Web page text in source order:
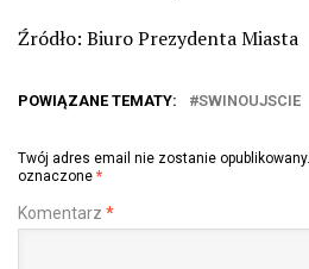
Źródło: Biuro Prezydenta Miasta
POWIĄZANE TEMATY: SWINOUJSCIE
Twój adres email nie zostanie opublikowany.
oznaczone *
Komentarz *